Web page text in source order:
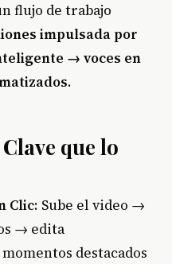
flujo de trabajo
impulsada por
→ voces en
.
que lo
Clic: Sube el video →
→ edita
destacados